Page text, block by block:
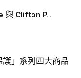
與 Clifton P...
」系列四大商品